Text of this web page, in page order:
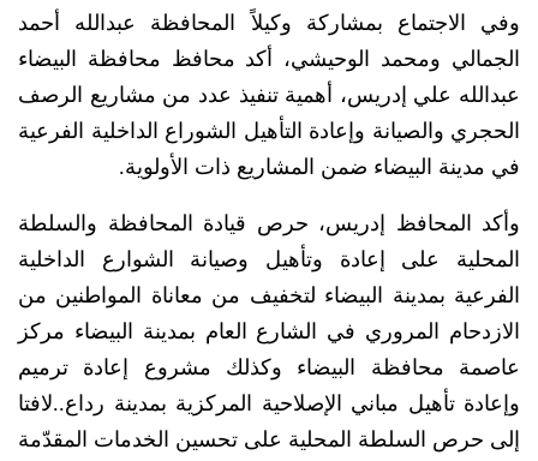
وفي الاجتماع بمشاركة وكيلاً المحافظة عبدالله أحمد
الجمالي ومحمد الوحيشي، أكد محافظ محافظة البيضاء
عبدالله علي إدريس، أهمية تنفيذ عدد من مشاريع الرصف
الحجري والصيانة وإعادة التأهيل الشوراع الداخلية الفرعية
في مدينة البيضاء ضمن المشاريع ذات الأولوية.
وأكد المحافظ إدريس، حرص قيادة المحافظة والسلطة
المحلية على إعادة وتأهيل وصيانة الشوارع الداخلية
الفرعية بمدينة البيضاء لتخفيف من معاناة المواطنين من
الازدحام المروري في الشارع العام بمدينة البيضاء مركز
عاصمة محافظة البيضاء وكذلك مشروع إعادة ترميم
وإعادة تأهيل مباني الإصلاحية المركزية بمدينة رداع..لافتا
إلى حرص السلطة المحلية على تحسين الخدمات المقدّمة